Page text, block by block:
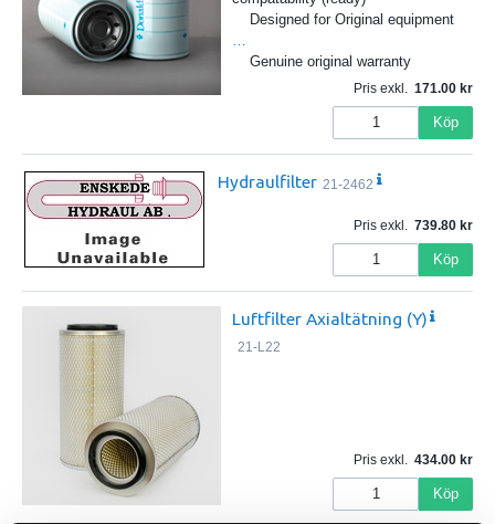
Designed for Original equipment
Genuine original warranty
Pris exkl. 171.00
Köp
Hydraulfilter 21-2462
Pris exkl. 739.80
Köp
Luftfilter Axialtätning (Y)
21-L22
Pris exkl. 434.00
Köp